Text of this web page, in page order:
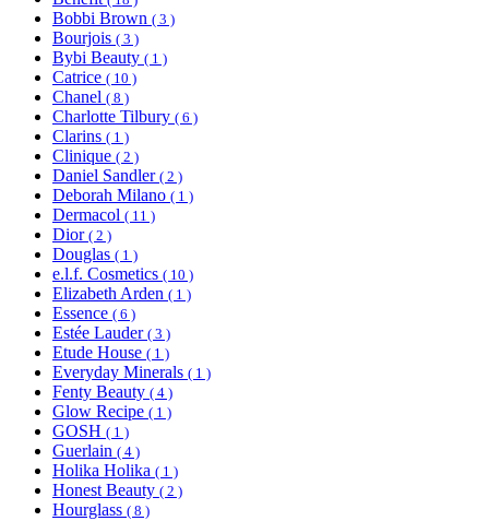
Bobbi Brown ( 3 )
Bourjois ( 3 )
Bybi Beauty ( 1 )
Catrice ( 10 )
Chanel ( 8 )
Charlotte Tilbury ( 6 )
Clarins ( 1 )
Clinique ( 2 )
Daniel Sandler ( 2 )
Deborah Milano ( 1 )
Dermacol ( 11 )
Dior ( 2 )
Douglas ( 1 )
e.l.f. Cosmetics ( 10 )
Elizabeth Arden ( 1 )
Essence ( 6 )
Estée Lauder ( 3 )
Etude House ( 1 )
Everyday Minerals ( 1 )
Fenty Beauty ( 4 )
Glow Recipe ( 1 )
GOSH ( 1 )
Guerlain ( 4 )
Holika Holika ( 1 )
Honest Beauty ( 2 )
Hourglass ( 8 )